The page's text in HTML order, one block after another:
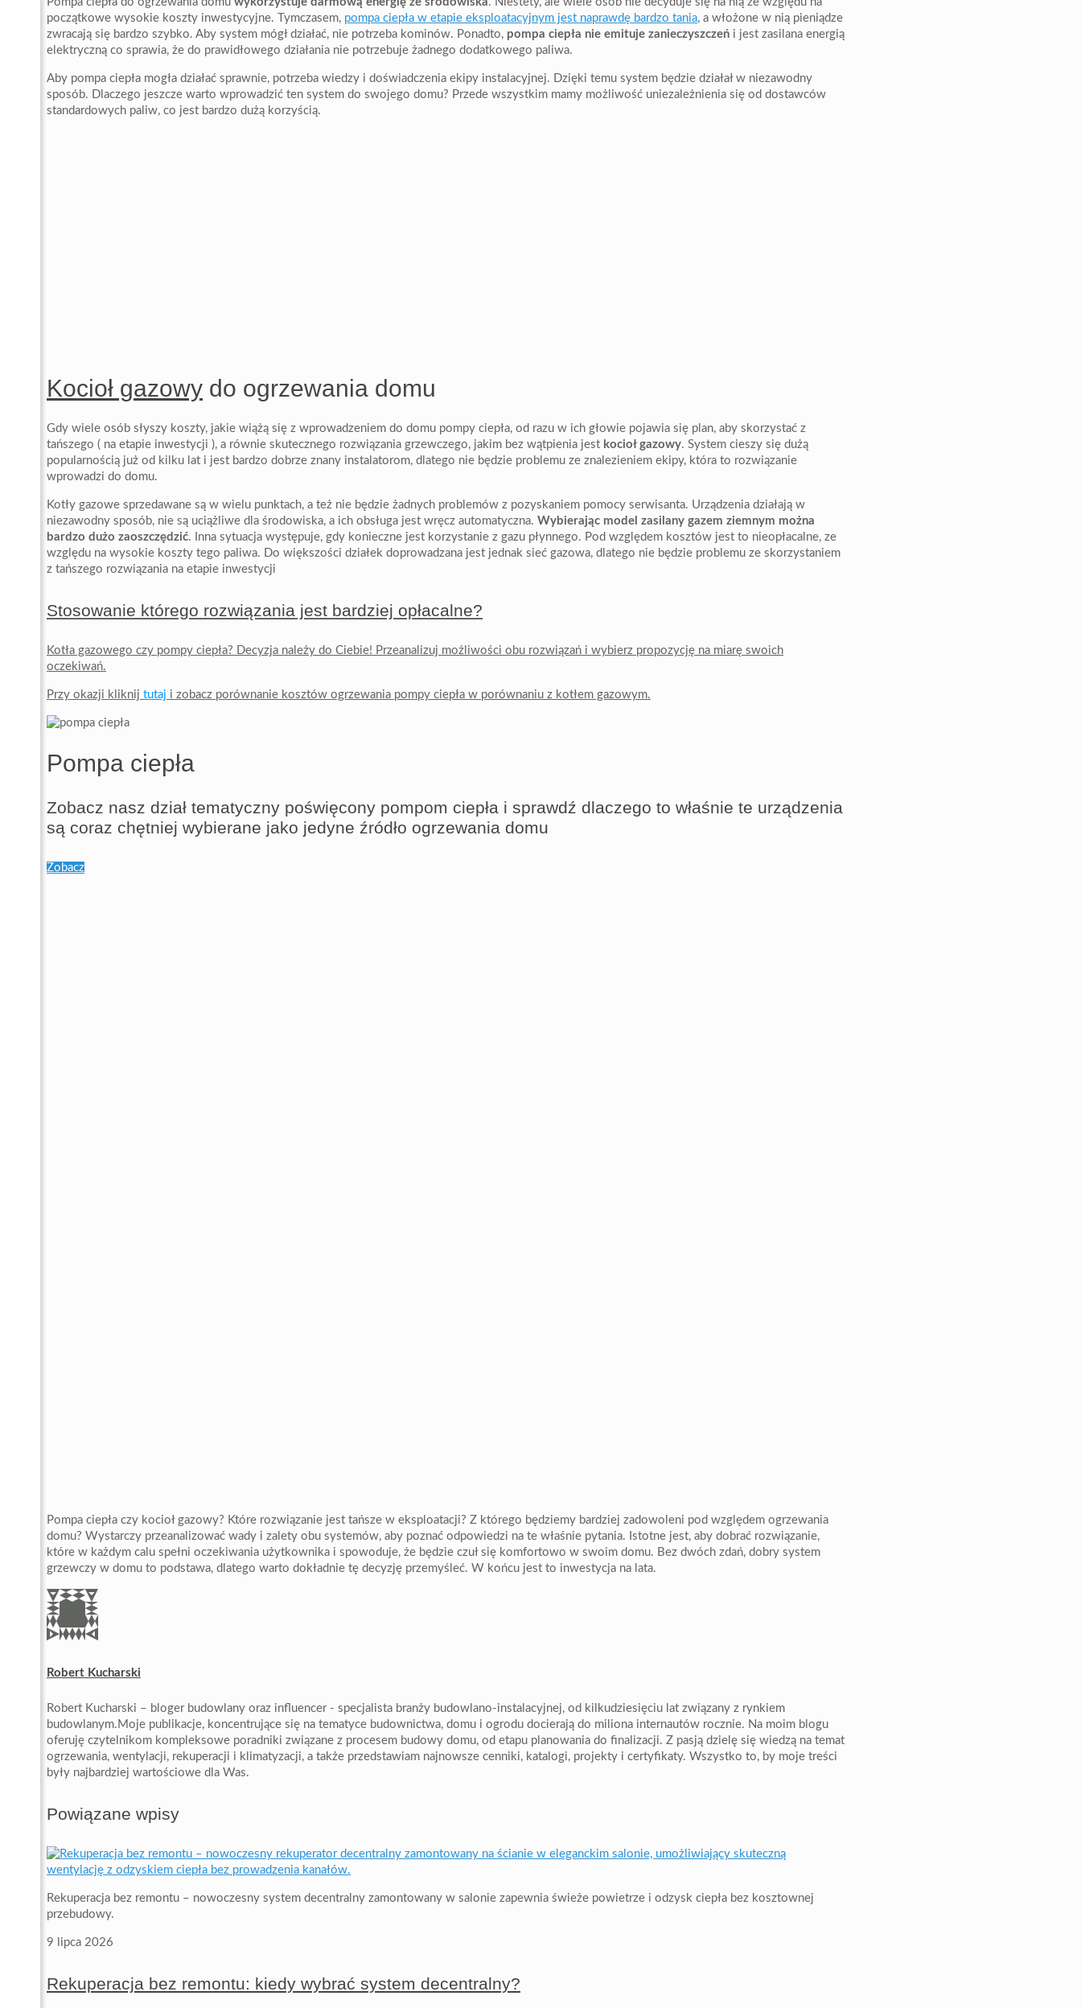
początkowe wysokie koszty inwestycyjne. Tymczasem, pompa ciepła w etapie eksploatacyjnym jest naprawdę bardzo tania, a włożone w nią pieniądze
zwracają się bardzo szybko. Aby system mógł działać, nie potrzeba kominów. Ponadto, pompa ciepła nie emituje zanieczyszczeń i jest zasilana energią
elektryczną co sprawia, że do prawidłowego działania nie potrzebuje żadnego dodatkowego paliwa.
Aby pompa ciepła mogła działać sprawnie, potrzeba wiedzy i doświadczenia ekipy instalacyjnej. Dzięki temu system będzie działał w niezawodny
sposób. Dlaczego jeszcze warto wprowadzić ten system do swojego domu? Przede wszystkim mamy możliwość uniezależnienia się od dostawców
standardowych paliw, co jest bardzo dużą korzyścią.
Kocioł gazowy do ogrzewania domu
Gdy wiele osób słyszy koszty, jakie wiążą się z wprowadzeniem do domu pompy ciepła, od razu w ich głowie pojawia się plan, aby skorzystać z
tańszego ( na etapie inwestycji ), a równie skutecznego rozwiązania grzewczego, jakim bez wątpienia jest kocioł gazowy. System cieszy się dużą
popularnością już od kilku lat i jest bardzo dobrze znany instalatorom, dlatego nie będzie problemu ze znalezieniem ekipy, która to rozwiązanie
wprowadzi do domu.
Kotły gazowe sprzedawane są w wielu punktach, a też nie będzie żadnych problemów z pozyskaniem pomocy serwisanta. Urządzenia działają w
niezawodny sposób, nie są uciążliwe dla środowiska, a ich obsługa jest wręcz automatyczna. Wybierając model zasilany gazem ziemnym można
bardzo dużo zaoszczędzić. Inna sytuacja występuje, gdy konieczne jest korzystanie z gazu płynnego. Pod względem kosztów jest to nieopłacalne, ze
względu na wysokie koszty tego paliwa. Do większości działek doprowadzana jest jednak sieć gazowa, dlatego nie będzie problemu ze skorzystaniem
z tańszego rozwiązania na etapie inwestycji
Stosowanie którego rozwiązania jest bardziej opłacalne?
Kotła gazowego czy pompy ciepła? Decyzja należy do Ciebie! Przeanalizuj możliwości obu rozwiązań i wybierz propozycję na miarę swoich
oczekiwań.
Przy okazji kliknij tutaj i zobacz porównanie kosztów ogrzewania pompy ciepła w porównaniu z kotłem gazowym.
Pompa ciepła
Zobacz nasz dział tematyczny poświęcony pompom ciepła i sprawdź dlaczego to właśnie te urządzenia
są coraz chętniej wybierane jako jedyne źródło ogrzewania domu
Zobacz
Pompa ciepła czy kocioł gazowy? Które rozwiązanie jest tańsze w eksploatacji? Z którego będziemy bardziej zadowoleni pod względem ogrzewania
domu? Wystarczy przeanalizować wady i zalety obu systemów, aby poznać odpowiedzi na te właśnie pytania. Istotne jest, aby dobrać rozwiązanie,
które w każdym calu spełni oczekiwania użytkownika i spowoduje, że będzie czuł się komfortowo w swoim domu. Bez dwóch zdań, dobry system
grzewczy w domu to podstawa, dlatego warto dokładnie tę decyzję przemyśleć. W końcu jest to inwestycja na lata.
Robert Kucharski
Robert Kucharski – bloger budowlany oraz influencer - specjalista branży budowlano-instalacyjnej, od kilkudziesięciu lat związany z rynkiem
budowlanym.Moje publikacje, koncentrujące się na tematyce budownictwa, domu i ogrodu docierają do miliona internautów rocznie. Na moim blogu
oferuję czytelnikom kompleksowe poradniki związane z procesem budowy domu, od etapu planowania do finalizacji. Z pasją dzielę się wiedzą na temat
ogrzewania, wentylacji, rekuperacji i klimatyzacji, a także przedstawiam najnowsze cenniki, katalogi, projekty i certyfikaty. Wszystko to, by moje treści
były najbardziej wartościowe dla Was.
Powiązane wpisy
Rekuperacja bez remontu – nowoczesny system decentralny zamontowany w salonie zapewnia świeże powietrze i odzysk ciepła bez kosztownej
przebudowy.
9 lipca 2026
Rekuperacja bez remontu: kiedy wybrać system decentralny?